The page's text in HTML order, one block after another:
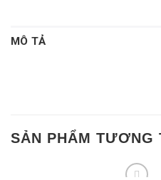
MÔ TẢ
SẢN PHẨM TƯƠNG